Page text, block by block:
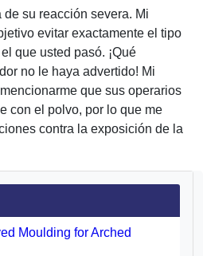
de su reacción severa. Mi
evitar exactamente el tipo
que usted pasó. ¡Qué
no le haya advertido! Mi
que sus operarios
con el polvo, por lo que me
contra la exposición de la
Moulding for Arched